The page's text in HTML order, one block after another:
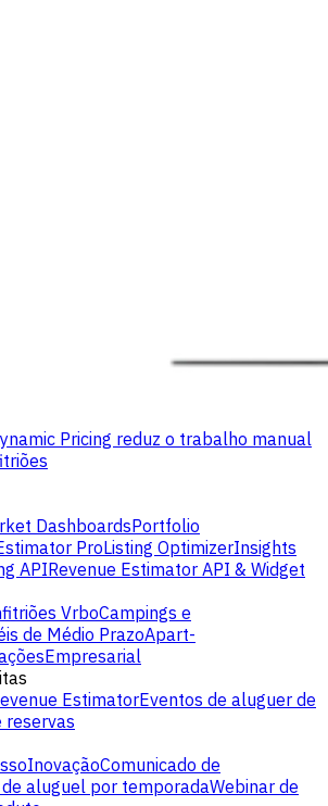
Pricing reduz o trabalho manual
DashboardsPortfolio
ProListing OptimizerInsights
APIRevenue Estimator API & Widget
VrboCampings e
de Médio PrazoApart-
Empresarial
EstimatorEventos de aluguer de
reservas
InovaçãoComunicado de
aluguel por temporadaWebinar de